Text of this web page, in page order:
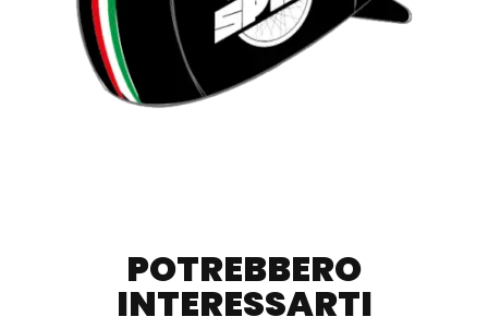
POTREBBERO
INTERESSARTI